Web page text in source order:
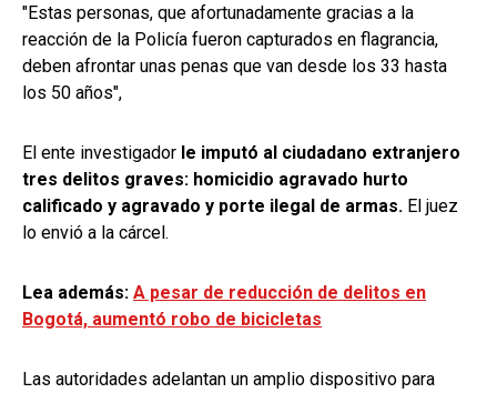
"Estas personas, que afortunadamente gracias a la
reacción de la Policía fueron capturados en flagrancia,
deben afrontar unas penas que van desde los 33 hasta
los 50 años",
El ente investigador le imputó al ciudadano extranjero
tres delitos graves: homicidio agravado hurto
calificado y agravado y porte ilegal de armas. El juez
lo envió a la cárcel.
Lea además: A pesar de reducción de delitos en
Bogotá, aumentó robo de bicicletas
Las autoridades adelantan un amplio dispositivo para